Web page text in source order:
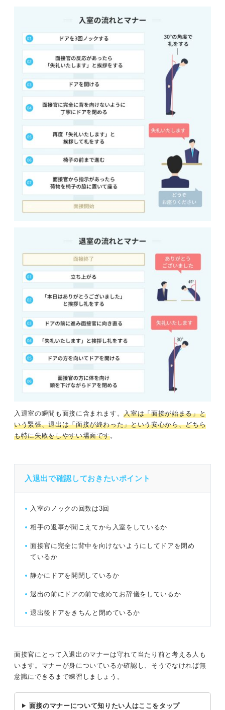
入退室の瞬間も面接に含まれます。入室は「面接が始まる」と
いう緊張、退出は「面接が終わった」という安心から、どちら
も特に失敗をしやすい場面です。
入退出で確認しておきたいポイント
入室のノックの回数は3回
相手の返事が聞こえてから入室をしているか
面接官に完全に背中を向けないようにしてドアを閉め
ているか
静かにドアを開閉しているか
退出の前にドアの前で改めてお辞儀をしているか
退出後ドアをきちんと閉めているか
面接官にとって入退出のマナーは守れて当たり前と考える人も
います。マナーが身についているか確認し、そうでなければ無
意識にできるまで練習しましょう。
面接のマナーについて知りたい人はここをタップ